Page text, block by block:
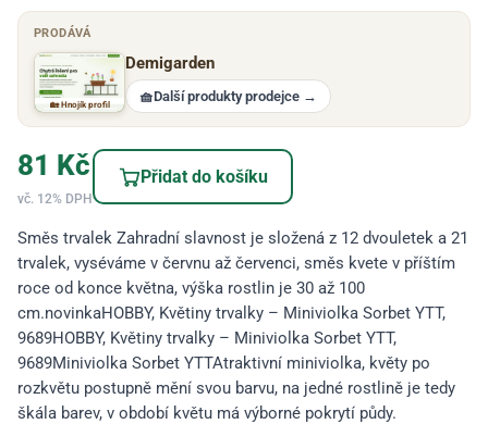
PRODÁVÁ
🏡 Hnojík profil
Demigarden
🧺Další produkty prodejce →
81 Kč
vč. 12% DPH
Přidat do košíku
Směs trvalek Zahradní slavnost je složená z 12 dvouletek a 21
trvalek, vyséváme v červnu až červenci, směs kvete v příštím
roce od konce května, výška rostlin je 30 až 100
cm.novinkaHOBBY, Květiny trvalky – Miniviolka Sorbet YTT,
9689HOBBY, Květiny trvalky – Miniviolka Sorbet YTT,
9689Miniviolka Sorbet YTTAtraktivní miniviolka, květy po
rozkvětu postupně mění svou barvu, na jedné rostlině je tedy
škála barev, v období květu má výborné pokrytí půdy.